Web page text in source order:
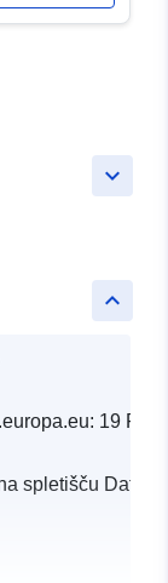
keyboard_arrow_down
keyboard_arrow_up
19
spletišču